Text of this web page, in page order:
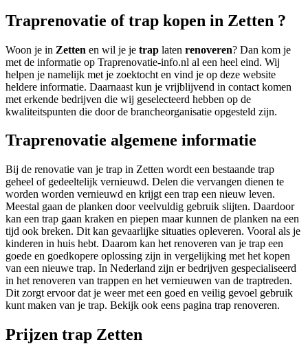
Traprenovatie of trap kopen in Zetten ?
Woon je in Zetten en wil je je trap laten renoveren? Dan kom je
met de informatie op Traprenovatie-info.nl al een heel eind. Wij
helpen je namelijk met je zoektocht en vind je op deze website
heldere informatie. Daarnaast kun je vrijblijvend in contact komen
met erkende bedrijven die wij geselecteerd hebben op de
kwaliteitspunten die door de brancheorganisatie opgesteld zijn.
Traprenovatie algemene informatie
Bij de renovatie van je trap in Zetten wordt een bestaande trap
geheel of gedeeltelijk vernieuwd. Delen die vervangen dienen te
worden worden vernieuwd en krijgt een trap een nieuw leven.
Meestal gaan de planken door veelvuldig gebruik slijten. Daardoor
kan een trap gaan kraken en piepen maar kunnen de planken na een
tijd ook breken. Dit kan gevaarlijke situaties opleveren. Vooral als je
kinderen in huis hebt. Daarom kan het renoveren van je trap een
goede en goedkopere oplossing zijn in vergelijking met het kopen
van een nieuwe trap. In Nederland zijn er bedrijven gespecialiseerd
in het renoveren van trappen en het vernieuwen van de traptreden.
Dit zorgt ervoor dat je weer met een goed en veilig gevoel gebruik
kunt maken van je trap. Bekijk ook eens pagina trap renoveren.
Prijzen trap Zetten